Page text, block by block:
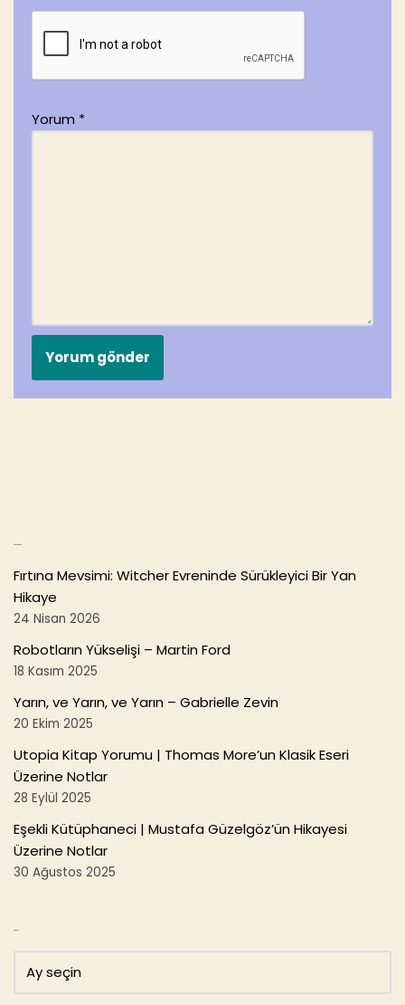
Yorum *
Fırtına Mevsimi: Witcher Evreninde Sürükleyici Bir Yan
Hikaye
24 Nisan 2026
Robotların Yükselişi – Martin Ford
18 Kasım 2025
Yarın, ve Yarın, ve Yarın – Gabrielle Zevin
20 Ekim 2025
Utopia Kitap Yorumu | Thomas More’un Klasik Eseri
Üzerine Notlar
28 Eylül 2025
Eşekli Kütüphaneci | Mustafa Güzelgöz’ün Hikayesi
Üzerine Notlar
30 Ağustos 2025